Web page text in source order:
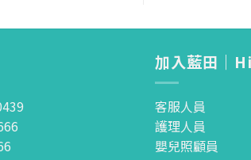
加入藍田｜
客服人員
護理人員
嬰兒照顧員